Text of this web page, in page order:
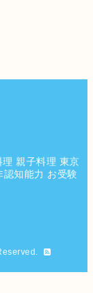
親子料理 東京
知能力 お受験